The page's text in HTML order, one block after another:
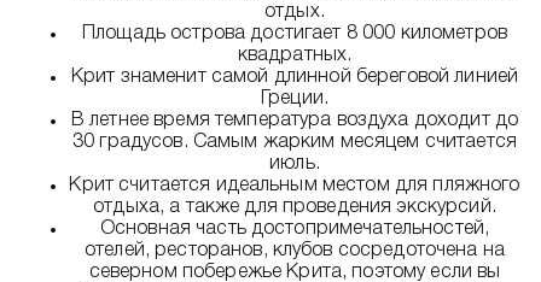
отдых.
Площадь острова достигает 8 000 километров
квадратных.
Крит знаменит самой длинной береговой линией
Греции.
В летнее время температура воздуха доходит до
30 градусов. Самым жарким месяцем считается
июль.
Крит считается идеальным местом для пляжного
отдыха, а также для проведения экскурсий.
Основная часть достопримечательностей,
отелей, ресторанов, клубов сосредоточена на
северном побережье Крита, поэтому если вы